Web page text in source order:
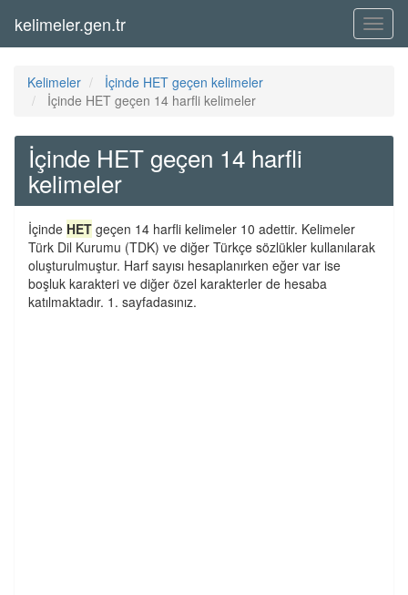
Menü
kelimeler.gen.tr
Kelimeler
İçinde HET geçen kelimeler
İçinde HET geçen 14 harfli kelimeler
İçinde HET geçen 14 harfli
kelimeler
İçinde HET geçen 14 harfli kelimeler 10 adettir. Kelimeler
Türk Dil Kurumu (TDK) ve diğer Türkçe sözlükler kullanılarak
oluşturulmuştur. Harf sayısı hesaplanırken eğer var ise
boşluk karakteri ve diğer özel karakterler de hesaba
katılmaktadır. 1. sayfadasınız.